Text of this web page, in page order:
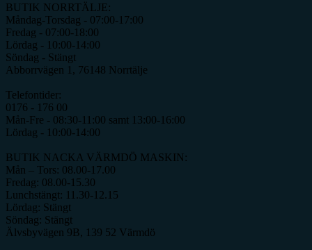
BUTIK NORRTÄLJE:
Måndag-Torsdag - 07:00-17:00
Fredag - 07:00-18:00
Lördag - 10:00-14:00
Söndag - Stängt
Abborrvägen 1, 76148 Norrtälje
Telefontider:
0176 - 176 00
Mån-Fre - 08:30-11:00 samt 13:00-16:00
Lördag - 10:00-14:00
BUTIK NACKA VÄRMDÖ MASKIN:
Mån – Tors: 08.00-17.00
Fredag: 08.00-15.30
Lunchstängt: 11.30-12.15
Lördag: Stängt
Söndag: Stängt
Älvsbyvägen 9B, 139 52 Värmdö